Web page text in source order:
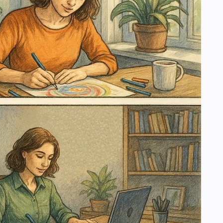
ПЕДАГОГИЧЕСКОГО КОНТРОЛЯ
ВОСПИТАТЕЛЬНЫЙ ФАКТ
ВОСПИТАТЕЛЯ
И ХАРАКТЕРИСТИКА ЕЕ СОСТАВЛЯЮЩИХ
ВОСПИТАТЕЛЬНОГО ПРОЦЕССА
ЕЕ УРОВНИ И КРИТЕРИИ
ПРОЦЕССА ВОСПИТАНИЯ
ВОСПИТАНИИ